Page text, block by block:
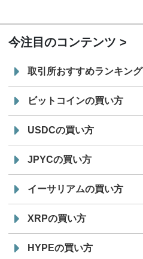
今注目のコンテンツ
取引所おすすめランキング
ビットコインの買い方
USDCの買い方
JPYCの買い方
イーサリアムの買い方
XRPの買い方
HYPEの買い方